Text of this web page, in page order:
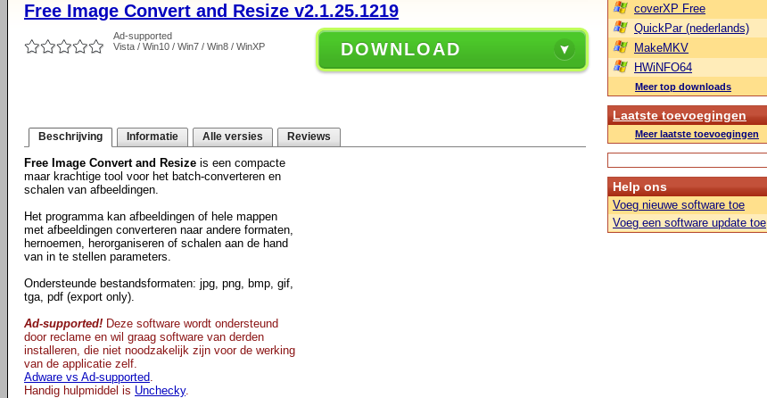
Free Image Convert and Resize v2.1.25.1219
Ad-supported
Vista / Win10 / Win7 / Win8 / WinXP
DOWNLOAD
Beschrijving Informatie Alle versies Reviews
Free Image Convert and Resize is een compacte
maar krachtige tool voor het batch-converteren en
schalen van afbeeldingen.
Het programma kan afbeeldingen of hele mappen
met afbeeldingen converteren naar andere formaten,
hernoemen, herorganiseren of schalen aan de hand
van in te stellen parameters.
Ondersteunde bestandsformaten: jpg, png, bmp, gif,
tga, pdf (export only).
Ad-supported! Deze software wordt ondersteund
door reclame en wil graag software van derden
installeren, die niet noodzakelijk zijn voor de werking
van de applicatie zelf.
Adware vs Ad-supported.
Handig hulpmiddel is Unchecky.
coverXP Free
QuickPar (nederlands)
MakeMKV
HWiNFO64
Meer top downloads
Laatste toevoegingen
Meer laatste toevoegingen
Help ons
Voeg nieuwe software toe
Voeg een software update toe